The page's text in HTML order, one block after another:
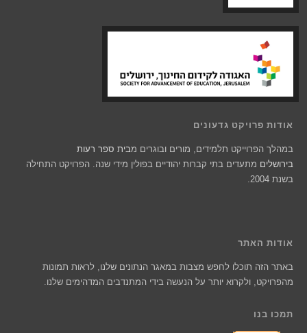
אודות פרויקט גדעונים
במהלך הפרוייקט תלמידים, מורים ובוגרים מבית ספר רעות
בירושלים מתעדים בתי קברות יהודיים בפולין מידי שנה. הפרויקט התחילה
בשנת 2004.
אודות האתר
באתר הזה תוכלו לחפש מצבות במאגר הנתונים שלנו, לראות תמונות
מהפרויקט, ולקרוא יותר על הנעשה בידי המתנדבים המדהימים שלנו.
תמכו בנו